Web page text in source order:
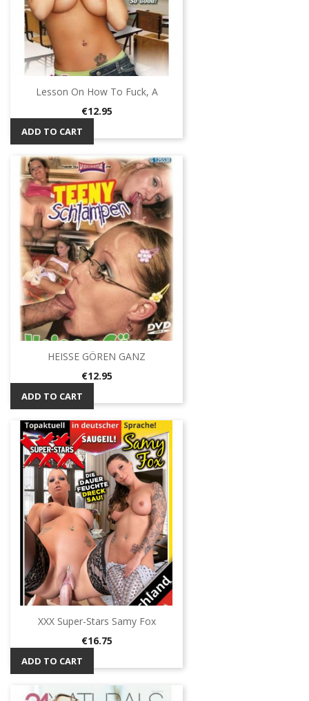
Lesson On How To Fuck, A
Price
€12.95
ADD TO CART
HEISSE GÖREN GANZ
Price
€12.95
ADD TO CART
XXX Super-Stars Samy Fox
Price
€16.75
ADD TO CART